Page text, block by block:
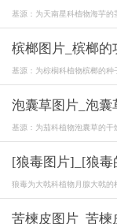
基源：为天南星科植物海芋
槟榔图片_槟榔的
基源：为棕榈科植物槟榔的
泡囊草图片_泡囊
基源：为茄科植物泡囊草的
[狼毒图片]_[狼毒
狼毒为大戟科植物月腺大戟
苦楝皮图片_苦楝